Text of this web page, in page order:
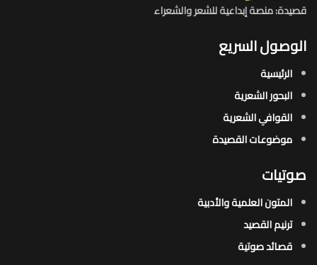
قصيدة: منصة إبداعية للشعر والشعراء
الوصول السريع
الرئيسية
البحور الشعرية​
القوافي الشعرية​
موضوعات القصيدة​
صوتيات
المتون العلمية والأدبية
ترنيم القصيد
قصائد صوتية